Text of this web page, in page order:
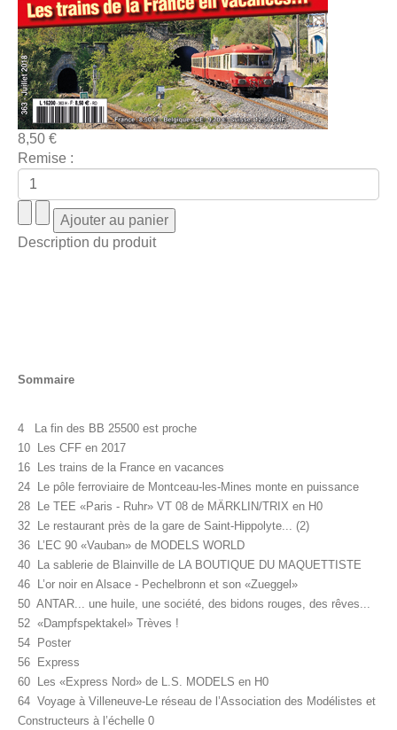
8,50 €
Remise :
Description du produit
Sommaire
4 La fin des BB 25500 est proche
10 Les CFF en 2017
16 Les trains de la France en vacances
24 Le pôle ferroviaire de Montceau-les-Mines monte en puissance
28 Le TEE «Paris - Ruhr» VT 08 de MÄRKLIN/TRIX en H0
32 Le restaurant près de la gare de Saint-Hippolyte... (2)
36 L’EC 90 «Vauban» de MODELS WORLD
40 La sablerie de Blainville de LA BOUTIQUE DU MAQUETTISTE
46 L’or noir en Alsace - Pechelbronn et son «Zueggel»
50 ANTAR... une huile, une société, des bidons rouges, des rêves...
52 «Dampfspektakel» Trèves !
54 Poster
56 Express
60 Les «Express Nord» de L.S. MODELS en H0
64 Voyage à Villeneuve-Le réseau de l’Association des Modélistes et
Constructeurs à l’échelle 0